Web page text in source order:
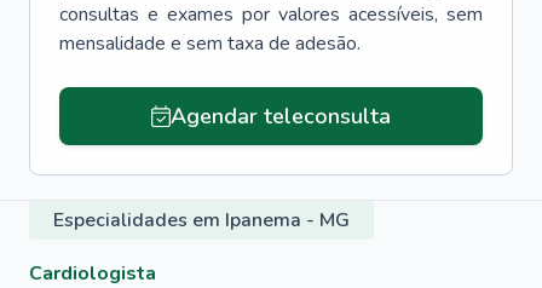
consultas e exames por valores acessíveis, sem
mensalidade e sem taxa de adesão.
Agendar teleconsulta
Especialidades em Ipanema - MG
Cardiologista